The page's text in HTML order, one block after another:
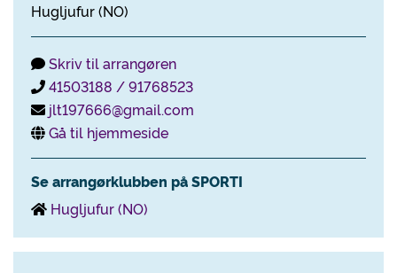
Hugljufur (NO)
Skriv til arrangøren
41503188 / 91768523
jlt197666@gmail.com
Gå til hjemmeside
Se arrangørklubben på SPORTI
Hugljufur (NO)